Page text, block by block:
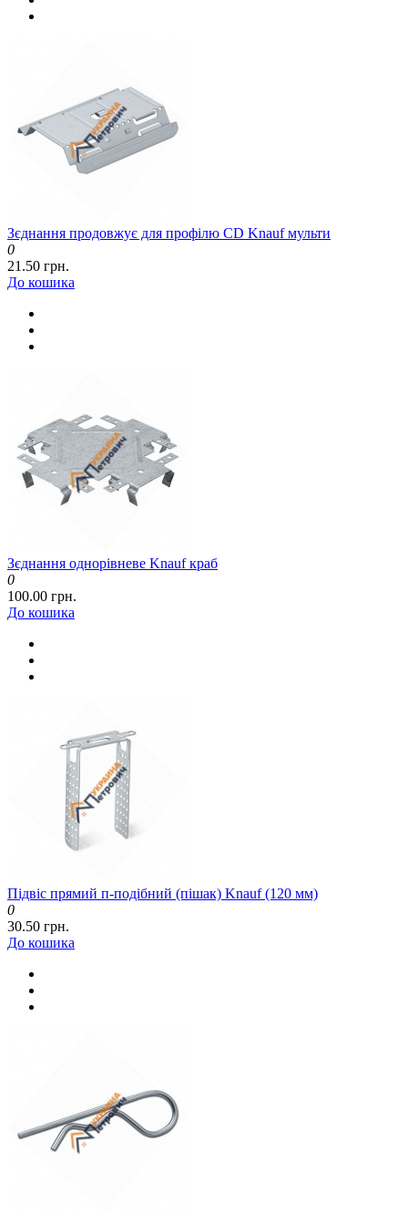
Зєднання продовжує для профілю CD Knauf мульти
0
21.50 грн.
До кошика
Зєднання однорівневе Knauf краб
0
100.00 грн.
До кошика
Підвіс прямий п-подібний (пішак) Knauf (120 мм)
0
30.50 грн.
До кошика